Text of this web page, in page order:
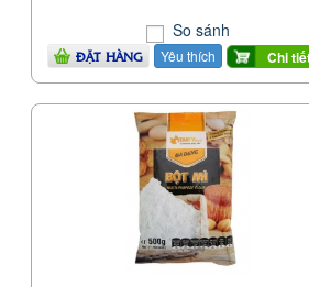
So sánh
ĐẶT HÀNG Yêu thích Chi